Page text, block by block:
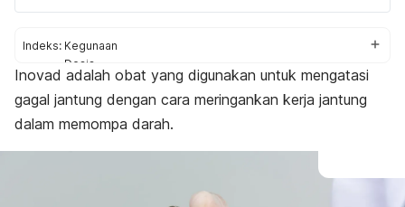
Indeks: Kegunaan
Dosis
Aturan pakai
Efek samping
Efek pada ibu hamil dan menyusui
Interaksi obat
Inovad adalah obat yang digunakan untuk mengatasi
gagal jantung dengan cara meringankan kerja jantung
dalam memompa darah.